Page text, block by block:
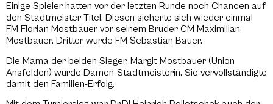
Einige Spieler hatten vor der letzten Runde noch Chancen auf
den Stadtmeister-Titel. Diesen sicherte sich wieder einmal
FM Florian Mostbauer vor seinem Bruder CM Maximilian
Mostbauer. Dritter wurde FM Sebastian Bauer.
Die Mama der beiden Sieger, Margit Mostbauer (Union
Ansfelden) wurde Damen-Stadtmeisterin. Sie vervollständigte
damit den Familien-Erfolg.